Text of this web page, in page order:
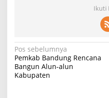
Ikuti
Navigasi
pos
Pos sebelumnya
Pemkab Bandung Rencana
Bangun Alun-alun
Kabupaten